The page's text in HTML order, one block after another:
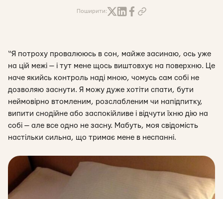
Поширити:
“Я потроху провалююсь в сон, майже засинаю, ось уже
на цій межі — і тут мене щось виштовхує на поверхню. Це
наче якийсь контроль наді мною, чомусь сам собі не
дозволяю заснути. Я можу дуже хотіти спати, бути
неймовірно втомленим, розслабленим чи напідпитку,
випити снодійне або заспокійливе і відчути їхню дію на
собі — але все одно не засну. Мабуть, моя свідомість
настільки сильна, що тримає мене в неспанні.